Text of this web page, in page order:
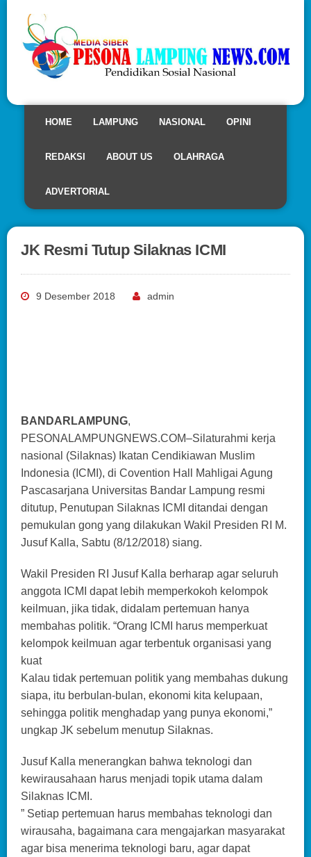
HOME LAMPUNG NASIONAL OPINI
REDAKSI ABOUT US OLAHRAGA
ADVERTORIAL
JK Resmi Tutup Silaknas ICMI
9 Desember 2018 admin
BANDARLAMPUNG,
PESONALAMPUNGNEWS.COM–Silaturahmi kerja
nasional (Silaknas) Ikatan Cendikiawan Muslim
Indonesia (ICMI), di Covention Hall Mahligai Agung
Pascasarjana Universitas Bandar Lampung resmi
ditutup, Penutupan Silaknas ICMI ditandai dengan
pemukulan gong yang dilakukan Wakil Presiden RI M.
Jusuf Kalla, Sabtu (8/12/2018) siang.
Wakil Presiden RI Jusuf Kalla berharap agar seluruh
anggota ICMI dapat lebih memperkokoh kelompok
keilmuan, jika tidak, didalam pertemuan hanya
membahas politik. “Orang ICMI harus memperkuat
kelompok keilmuan agar terbentuk organisasi yang
kuat
Kalau tidak pertemuan politik yang membahas dukung
siapa, itu berbulan-bulan, ekonomi kita kelupaan,
sehingga politik menghadap yang punya ekonomi,”
ungkap JK sebelum menutup Silaknas.
Jusuf Kalla menerangkan bahwa teknologi dan
kewirausahaan harus menjadi topik utama dalam
Silaknas ICMI.
” Setiap pertemuan harus membahas teknologi dan
wirausaha, bagaimana cara mengajarkan masyarakat
agar bisa menerima teknologi baru, agar dapat